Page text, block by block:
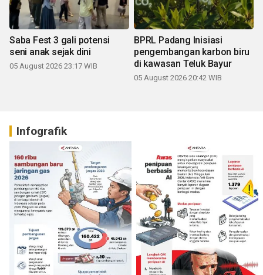
Saba Fest 3 gali potensi
seni anak sejak dini
05 August 2026 23:17 WIB
BPRL Padang Inisiasi
pengembangan karbon biru
di kawasan Teluk Bayur
05 August 2026 20:42 WIB
Infografik